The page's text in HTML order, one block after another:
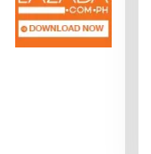
| 3 Januari 2025